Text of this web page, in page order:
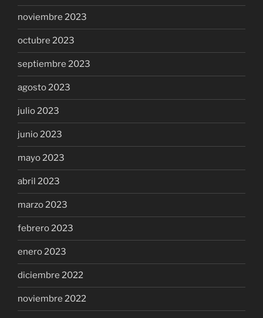
noviembre 2023
octubre 2023
septiembre 2023
agosto 2023
julio 2023
junio 2023
mayo 2023
abril 2023
marzo 2023
febrero 2023
enero 2023
diciembre 2022
noviembre 2022